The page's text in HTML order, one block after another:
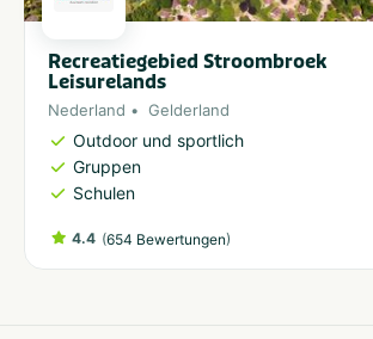
Recreatiegebied Stroombroek
Leisurelands
Nederland Gelderland
Outdoor und sportlich
Gruppen
Schulen
4.4 (654 Bewertungen)